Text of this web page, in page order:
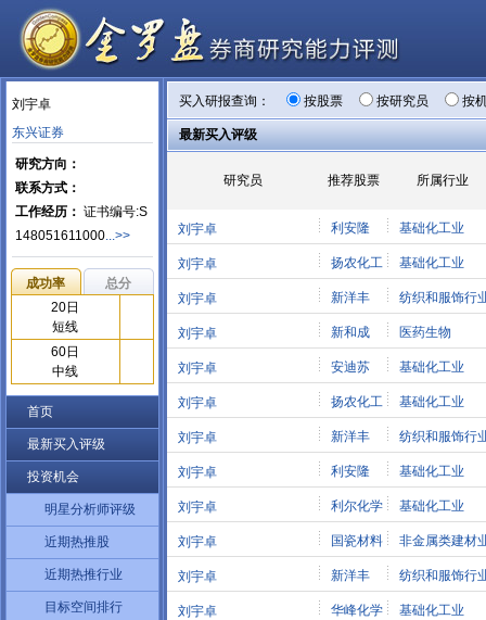
刘宇卓
东兴证券
研究方向：
联系方式：
工作经历： 证书编号:S
148051611000...>>
成功率
总分
20日
短线
60日
中线
首页
最新买入评级
投资机会
明星分析师评级
近期热推股
近期热推行业
目标空间排行
买入研报查询： 按股票 按研究员 按
最新买入评级
研究员 推荐股票 所属行业
刘宇卓 利安隆 基础化工业
刘宇卓 扬农化工 基础化工业
刘宇卓 新洋丰 纺织和服饰行
刘宇卓 新和成 医药生物
刘宇卓 安迪苏 基础化工业
刘宇卓 扬农化工 基础化工业
刘宇卓 新洋丰 纺织和服饰行
刘宇卓 利安隆 基础化工业
刘宇卓 利尔化学 基础化工业
刘宇卓 国瓷材料 非金属类建材
刘宇卓 新洋丰 纺织和服饰行
刘宇卓 华峰化学 基础化工业